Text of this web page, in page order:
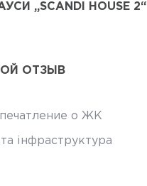
„SCANDI HOUSE 2“
ОТЗЫВ
о ЖК
інфраструктура